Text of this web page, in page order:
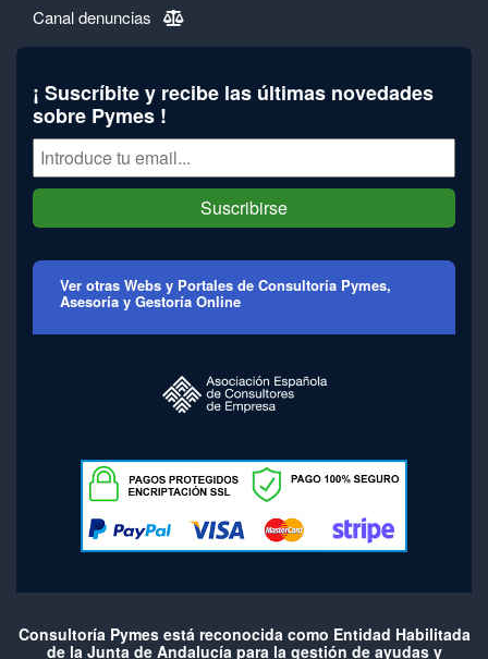
Canal denuncias
¡ Suscríbite y recibe las últimas novedades
sobre Pymes !
Suscribirse
Ver otras Webs y Portales de Consultoría Pymes,
Asesoría y Gestoría Online
Consultoría Pymes está reconocida como Entidad Habilitada
de la Junta de Andalucía para la gestión de ayudas y